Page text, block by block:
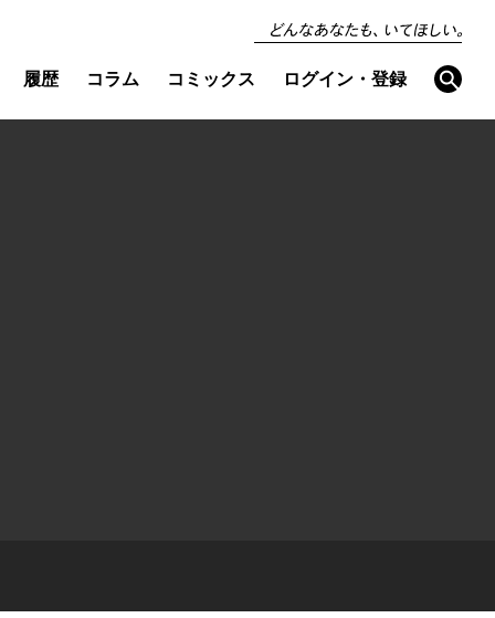
どんなあなたも、い
てほしい。
履歴 コラム コミックス ログイン・登録
検
索